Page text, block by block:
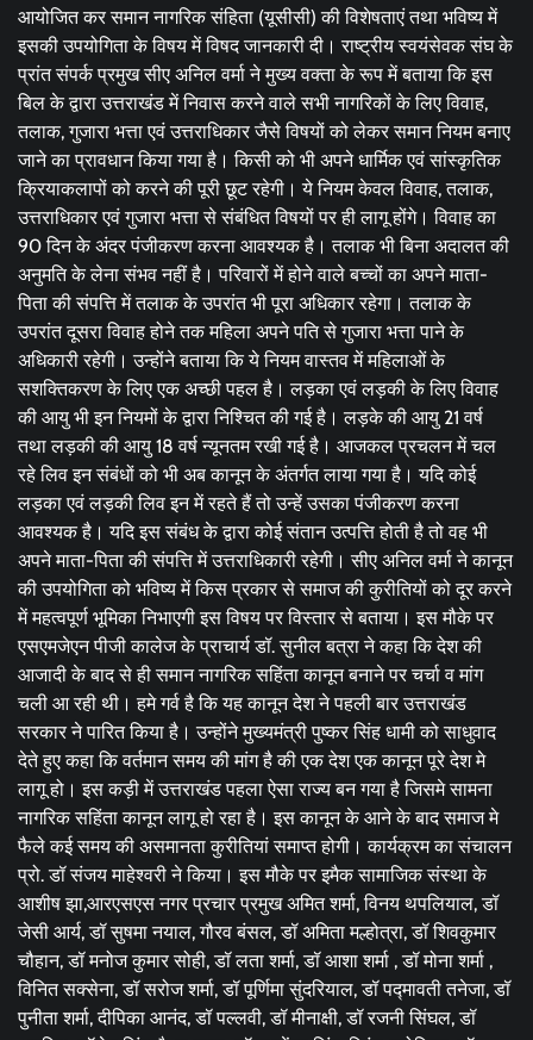
आयोजित कर समान नागरिक संहिता (यूसीसी) की विशेषताएं तथा भविष्य में
इसकी उपयोगिता के विषय में विषद जानकारी दी। राष्ट्रीय स्वयंसेवक संघ के
प्रांत संपर्क प्रमुख सीए अनिल वर्मा ने मुख्य वक्ता के रूप में बताया कि इस
बिल के द्वारा उत्तराखंड में निवास करने वाले सभी नागरिकों के लिए विवाह,
तलाक, गुजारा भत्ता एवं उत्तराधिकार जैसे विषयों को लेकर समान नियम बनाए
जाने का प्रावधान किया गया है। किसी को भी अपने धार्मिक एवं सांस्कृतिक
क्रियाकलापों को करने की पूरी छूट रहेगी। ये नियम केवल विवाह, तलाक,
उत्तराधिकार एवं गुजारा भत्ता से संबंधित विषयों पर ही लागू होंगे। विवाह का
90 दिन के अंदर पंजीकरण करना आवश्यक है। तलाक भी बिना अदालत की
अनुमति के लेना संभव नहीं है। परिवारों में होने वाले बच्चों का अपने माता-
पिता की संपत्ति में तलाक के उपरांत भी पूरा अधिकार रहेगा। तलाक के
उपरांत दूसरा विवाह होने तक महिला अपने पति से गुजारा भत्ता पाने के
अधिकारी रहेगी। उन्होंने बताया कि ये नियम वास्तव में महिलाओं के
सशक्तिकरण के लिए एक अच्छी पहल है। लड़का एवं लड़की के लिए विवाह
की आयु भी इन नियमों के द्वारा निश्चित की गई है। लड़के की आयु 21 वर्ष
तथा लड़की की आयु 18 वर्ष न्यूनतम रखी गई है। आजकल प्रचलन में चल
रहे लिव इन संबंधों को भी अब कानून के अंतर्गत लाया गया है। यदि कोई
लड़का एवं लड़की लिव इन में रहते हैं तो उन्हें उसका पंजीकरण करना
आवश्यक है। यदि इस संबंध के द्वारा कोई संतान उत्पत्ति होती है तो वह भी
अपने माता-पिता की संपत्ति में उत्तराधिकारी रहेगी। सीए अनिल वर्मा ने कानून
की उपयोगिता को भविष्य में किस प्रकार से समाज की कुरीतियों को दूर करने
में महत्वपूर्ण भूमिका निभाएगी इस विषय पर विस्तार से बताया। इस मौके पर
एसएमजेएन पीजी कालेज के प्राचार्य डॉ. सुनील बत्रा ने कहा कि देश की
आजादी के बाद से ही समान नागरिक सहिंता कानून बनाने पर चर्चा व मांग
चली आ रही थी। हमे गर्व है कि यह कानून देश ने पहली बार उत्तराखंड
सरकार ने पारित किया है। उन्होंने मुख्यमंत्री पुष्कर सिंह धामी को साधुवाद
देते हुए कहा कि वर्तमान समय की मांग है की एक देश एक कानून पूरे देश मे
लागू हो। इस कड़ी में उत्तराखंड पहला ऐसा राज्य बन गया है जिसमे सामना
नागरिक सहिंता कानून लागू हो रहा है। इस कानून के आने के बाद समाज मे
फैले कई समय की असमानता कुरीतियां समाप्त होगी। कार्यक्रम का संचालन
प्रो. डॉ संजय माहेश्वरी ने किया। इस मौके पर इमैक सामाजिक संस्था के
आशीष झा,आरएसएस नगर प्रचार प्रमुख अमित शर्मा, विनय थपलियाल, डॉ
जेसी आर्य, डॉ सुषमा नयाल, गौरव बंसल, डॉ अमिता मल्होत्रा, डॉ शिवकुमार
चौहान, डॉ मनोज कुमार सोही, डॉ लता शर्मा, डॉ आशा शर्मा , डॉ मोना शर्मा ,
विनित सक्सेना, डॉ सरोज शर्मा, डॉ पूर्णिमा सुंदरियाल, डॉ पद्मावती तनेजा, डॉ
पुनीता शर्मा, दीपिका आनंद, डॉ पल्लवी, डॉ मीनाक्षी, डॉ रजनी सिंघल, डॉ